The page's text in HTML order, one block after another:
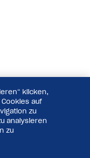
klicken,
auf
zu
analysieren
zu